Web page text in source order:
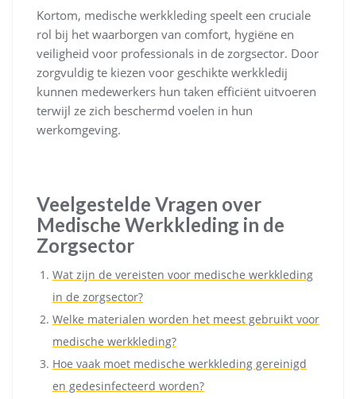
Kortom, medische werkkleding speelt een cruciale
rol bij het waarborgen van comfort, hygiëne en
veiligheid voor professionals in de zorgsector. Door
zorgvuldig te kiezen voor geschikte werkkledij
kunnen medewerkers hun taken efficiënt uitvoeren
terwijl ze zich beschermd voelen in hun
werkomgeving.
Veelgestelde Vragen over
Medische Werkkleding in de
Zorgsector
Wat zijn de vereisten voor medische werkkleding
in de zorgsector?
Welke materialen worden het meest gebruikt voor
medische werkkleding?
Hoe vaak moet medische werkkleding gereinigd
en gedesinfecteerd worden?